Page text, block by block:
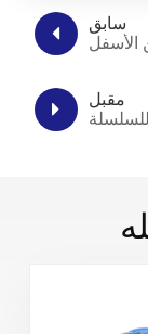
سابق
الأسفل
مقبل